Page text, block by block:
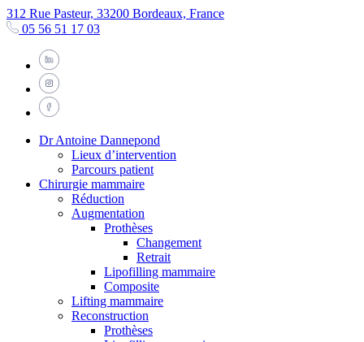
312 Rue Pasteur, 33200 Bordeaux, France
05 56 51 17 03
Dr Antoine Dannepond
Lieux d’intervention
Parcours patient
Chirurgie mammaire
Réduction
Augmentation
Prothèses
Changement
Retrait
Lipofilling mammaire
Composite
Lifting mammaire
Reconstruction
Prothèses